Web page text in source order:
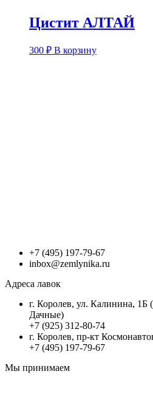
Цистит АЛТАЙ
300 ₽ В корзину
+7 (495) 197-79-67
inbox@zemlynika.ru
Адреса лавок
г. Королев, ул. Калинина, 1Б
Дачные)
+7 (925) 312-80-74
г. Королев, пр-кт
+7 (495) 197-79-67
Мы принимаем